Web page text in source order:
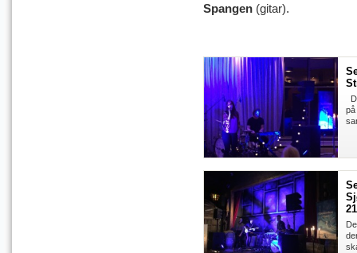
Spangen (gitar).
på